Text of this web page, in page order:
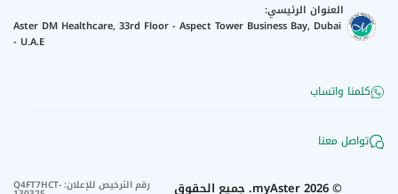
العنوان الرئيسي:
Aster DM Healthcare, 33rd Floor - Aspect Tower Business Bay, Dubai
- U.A.E
كلمنا واتساب
تواصل معنا
©
2026
myAster. جميع الحقوق رقم الترخيص للإعلان:
Q4FT7HCT-